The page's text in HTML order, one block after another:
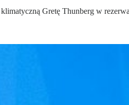
Gretę Thunberg w